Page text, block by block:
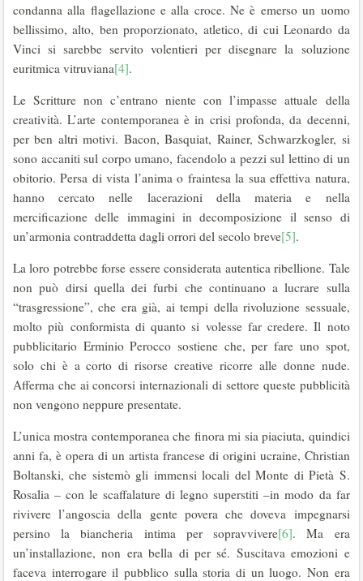
condanna alla flagellazione e alla croce. Ne è emerso un uomo
bellissimo, alto, ben proporzionato, atletico, di cui Leonardo da
Vinci si sarebbe servito volentieri per disegnare la soluzione
euritmica vitruviana[4].
Le Scritture non c’entrano niente con l’impasse attuale della
creatività. L’arte contemporanea è in crisi profonda, da decenni,
per ben altri motivi. Bacon, Basquiat, Rainer, Schwarzkogler, si
sono accaniti sul corpo umano, facendolo a pezzi sul lettino di un
obitorio. Persa di vista l’anima o fraintesa la sua effettiva natura,
hanno cercato nelle lacerazioni della materia e nella
mercificazione delle immagini in decomposizione il senso di
un’armonia contraddetta dagli orrori del secolo breve[5].
La loro potrebbe forse essere considerata autentica ribellione. Tale
non può dirsi quella dei furbi che continuano a lucrare sulla
“trasgressione”, che era già, ai tempi della rivoluzione sessuale,
molto più conformista di quanto si volesse far credere. Il noto
pubblicitario Erminio Perocco sostiene che, per fare uno spot,
solo chi è a corto di risorse creative ricorre alle donne nude.
Afferma che ai concorsi internazionali di settore queste pubblicità
non vengono neppure presentate.
L’unica mostra contemporanea che finora mi sia piaciuta, quindici
anni fa, è opera di un artista francese di origini ucraine, Christian
Boltanski, che sistemò gli immensi locali del Monte di Pietà S.
Rosalia – con le scaffalature di legno superstiti –in modo da far
rivivere l’angoscia della gente povera che doveva impegnarsi
persino la biancheria intima per sopravvivere[6]. Ma era
un’installazione, non era bella di per sé. Suscitava emozioni e
faceva interrogare il pubblico sulla storia di un luogo. Non era